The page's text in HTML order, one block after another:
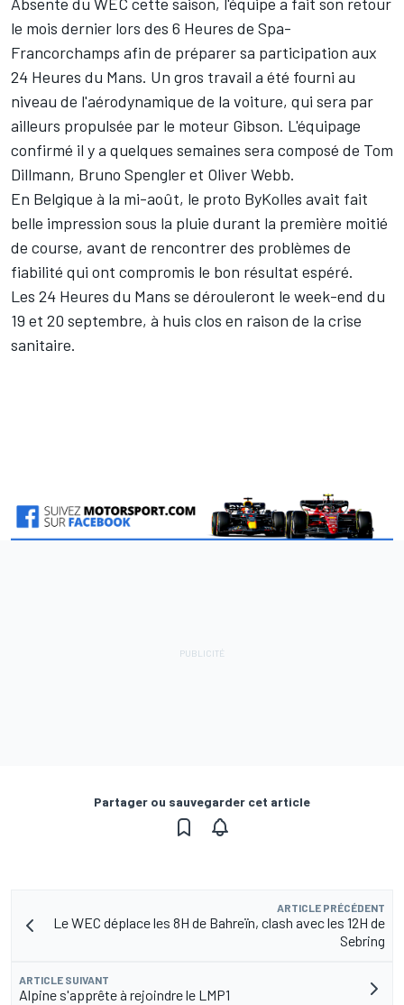
le mois dernier lors des 6 Heures de Spa-
Francorchamps afin de préparer sa participation aux
24 Heures du Mans. Un gros travail a été fourni au
niveau de l'aérodynamique de la voiture, qui sera par
ailleurs propulsée par le moteur Gibson. L'équipage
confirmé il y a quelques semaines sera composé de Tom
Dillmann, Bruno Spengleret Oliver Webb.
En Belgique à la mi-août, le proto ByKolles avait fait
belle impression sous la pluie durant la première moitié
de course, avant de rencontrer des problèmes de
fiabilité qui ont compromis le bon résultat espéré.
Les 24 Heures du Mans se dérouleront le week-end du
19 et 20 septembre, à huis clos en raison de la crise
sanitaire.
Partager ou sauvegarder cet article
ARTICLE PRÉCÉDENT
Le WEC déplace les 8H de Bahreïn, clash avec les 12H de
Sebring
ARTICLE SUIVANT
Alpine s'apprête à rejoindre le LMP1